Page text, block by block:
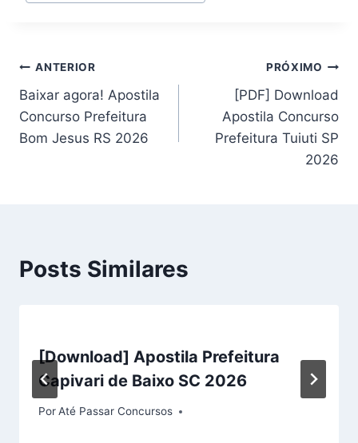
Navegação
de
Post
ANTERIOR
Baixar agora! Apostila
Concurso Prefeitura
Bom Jesus RS 2026
PRÓXIMO
[PDF] Download
Apostila Concurso
Prefeitura Tuiuti SP
2026
Posts Similares
[Download] Apostila Prefeitura
Capivari de Baixo SC 2026
PorAté Passar Concursos